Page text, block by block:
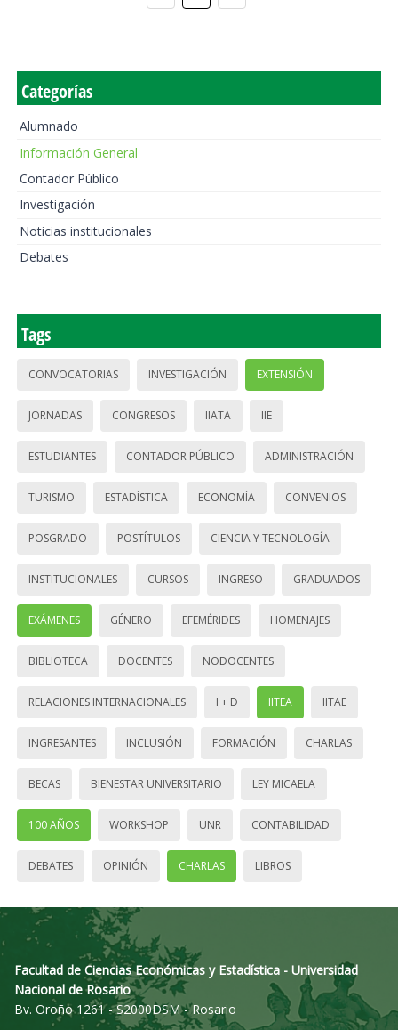
Categorías
Alumnado
Información General
Contador Público
Investigación
Noticias institucionales
Debates
Tags
CONVOCATORIAS INVESTIGACIÓN EXTENSIÓN
JORNADAS CONGRESOS IIATA IIE
ESTUDIANTES CONTADOR PÚBLICO ADMINISTRACIÓN
TURISMO ESTADÍSTICA ECONOMÍA CONVENIOS
POSGRADO POSTÍTULOS CIENCIA Y TECNOLOGÍA
INSTITUCIONALES CURSOS INGRESO GRADUADOS
EXÁMENES GÉNERO EFEMÉRIDES HOMENAJES
BIBLIOTECA DOCENTES NODOCENTES
RELACIONES INTERNACIONALES I + D IITEA IITAE
INGRESANTES INCLUSIÓN FORMACIÓN CHARLAS
BECAS BIENESTAR UNIVERSITARIO LEY MICAELA
100 AÑOS WORKSHOP UNR CONTABILIDAD
DEBATES OPINIÓN CHARLAS LIBROS
Facultad de Ciencias Económicas y Estadística - Universidad
Nacional de Rosario
Bv. Oroño 1261 - S2000DSM - Rosario